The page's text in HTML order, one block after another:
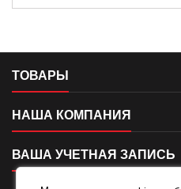
СТО. Способы оплаты
ТОВАРЫ
НАША КОМПАНИЯ
ВАША УЧЕТНАЯ ЗАПИСЬ